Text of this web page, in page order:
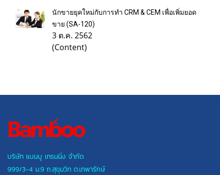
นักขายยุคใหม่กับการทำ CRM & CEM เพื่อเพิ่มยอด
ขาย (SA-120)
3 ต.ค. 2562
(Content)
บริษัท แบมบู เทรนนิ่ง จำกัด
999/3-4 ม.9 ถ.สุขุมวิท ต.เทพารักษ์